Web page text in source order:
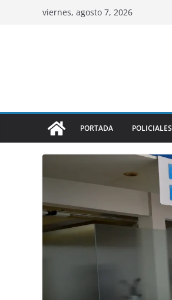
viernes, agosto 7, 2026
PORTADA POLICIALES